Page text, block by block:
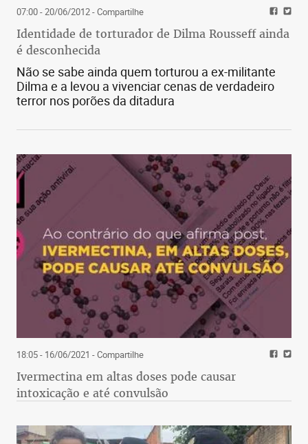
07:00 - 20/06/2012- Compartilhe
Identidade de torturador de Dilma Rousseff ainda
é desconhecida
Não se sabe ainda quem torturou a ex-militante
Dilma e a levou a vivenciar cenas de verdadeiro
terror nos porões da ditadura
18:05 - 16/06/2021 - Compartilhe
Ivermectina em altas doses pode causar
intoxicação e até convulsão